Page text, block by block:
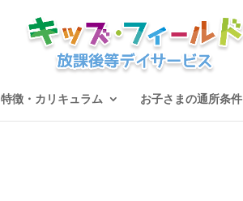
特徴・カリキュラム お子さまの通所条件